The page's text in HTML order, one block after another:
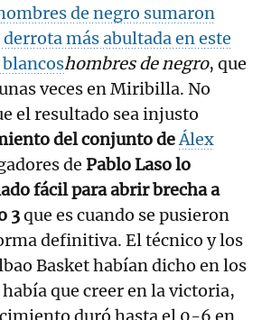
de negro sumaron
más abultada en este
hombres de negro, que
veces en Miribilla. No
el resultado sea injusto
del conjunto deÁlex
de Pablo Laso lo
fácil para abrir brecha a
3que es cuando se pusieron
definitiva. El técnico y los
Basket habían dicho en los
que creer en la victoria,